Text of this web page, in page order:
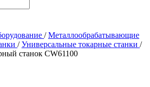
/ Металлообрабатывающие
/ Универсальные токарные станки /
станок CW61100